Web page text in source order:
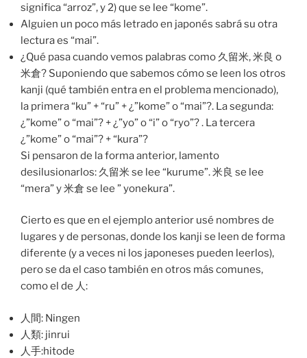
significa “arroz”, y 2) que se lee “kome”.
Alguien un poco más letrado en japonés sabrá su otra
lectura es “mai”.
¿Qué pasa cuando vemos palabras como 久留米, 米良 o
米倉? Suponiendo que sabemos cómo se leen los otros
kanji (qué también entra en el problema mencionado),
la primera “ku” + “ru” + ¿”kome” o “mai”?. La segunda:
¿”kome” o “mai”? + ¿”yo” o “i” o “ryo”? . La tercera
¿”kome” o “mai”? + “kura”?
Si pensaron de la forma anterior, lamento
desilusionarlos: 久留米 se lee “kurume”. 米良 se lee
“mera” y 米倉 se lee ” yonekura”.
Cierto es que en el ejemplo anterior usé nombres de
lugares y de personas, donde los kanji se leen de forma
diferente (y a veces ni los japoneses pueden leerlos),
pero se da el caso también en otros más comunes,
como el de 人:
人間: Ningen
人類: jinrui
人手:hitode